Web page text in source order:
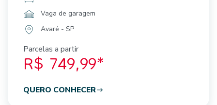
Vaga de garagem
Avaré - SP
Parcelas a partir
R$ 749,99*
QUERO CONHECER